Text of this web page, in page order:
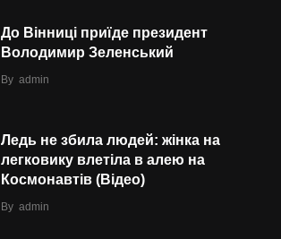
До Вінниці приїде президент
Володимир Зеленський
By admin
Ледь не збила людей: жінка на
легковику влетіла в алею на
Космонавтів (Відео)
By admin